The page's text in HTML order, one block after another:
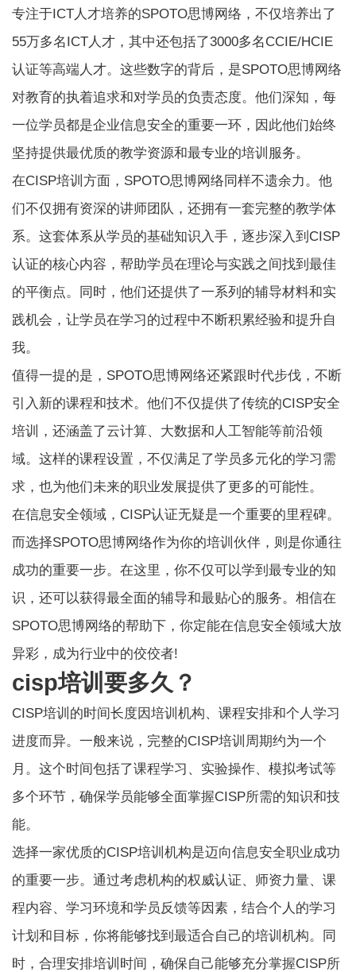
专注于ICT人才培养的SPOTO思博网络，不仅培养出了
55万多名ICT人才，其中还包括了3000多名CCIE/HCIE
认证等高端人才。这些数字的背后，是SPOTO思博网络
对教育的执着追求和对学员的负责态度。他们深知，每
一位学员都是企业信息安全的重要一环，因此他们始终
坚持提供最优质的教学资源和最专业的培训服务。
在CISP培训方面，SPOTO思博网络同样不遗余力。他
们不仅拥有资深的讲师团队，还拥有一套完整的教学体
系。这套体系从学员的基础知识入手，逐步深入到CISP
认证的核心内容，帮助学员在理论与实践之间找到最佳
的平衡点。同时，他们还提供了一系列的辅导材料和实
践机会，让学员在学习的过程中不断积累经验和提升自
我。
值得一提的是，SPOTO思博网络还紧跟时代步伐，不断
引入新的课程和技术。他们不仅提供了传统的CISP安全
培训，还涵盖了云计算、大数据和人工智能等前沿领
域。这样的课程设置，不仅满足了学员多元化的学习需
求，也为他们未来的职业发展提供了更多的可能性。
在信息安全领域，CISP认证无疑是一个重要的里程碑。
而选择SPOTO思博网络作为你的培训伙伴，则是你通往
成功的重要一步。在这里，你不仅可以学到最专业的知
识，还可以获得最全面的辅导和最贴心的服务。相信在
SPOTO思博网络的帮助下，你定能在信息安全领域大放
异彩，成为行业中的佼佼者!
cisp培训要多久？
CISP培训的时间长度因培训机构、课程安排和个人学习
进度而异。一般来说，完整的CISP培训周期约为一个
月。这个时间包括了课程学习、实验操作、模拟考试等
多个环节，确保学员能够全面掌握CISP所需的知识和技
能。
选择一家优质的CISP培训机构是迈向信息安全职业成功
的重要一步。通过考虑机构的权威认证、师资力量、课
程内容、学习环境和学员反馈等因素，结合个人的学习
计划和目标，你将能够找到最适合自己的培训机构。同
时，合理安排培训时间，确保自己能够充分掌握CISP所